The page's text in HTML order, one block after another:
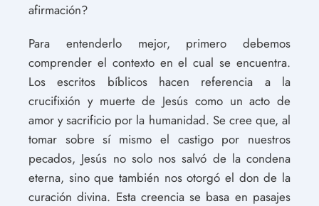
afirmación?
Para entenderlo mejor, primero debemos
comprender el contexto en el cual se encuentra.
Los escritos bíblicos hacen referencia a la
crucifixión y muerte de Jesús como un acto de
amor y sacrificio por la humanidad. Se cree que, al
tomar sobre sí mismo el castigo por nuestros
pecados, Jesús no solo nos salvó de la condena
eterna, sino que también nos otorgó el don de la
curación divina. Esta creencia se basa en pasajes